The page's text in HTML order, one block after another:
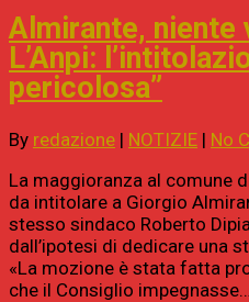
Almirante, niente
L’Anpi:
pericolosa”
By redazione | NOTIZIE | No
La maggioranza al comune
da intitolare a Giorgio
stesso sindaco Roberto
dall’ipotesi di dedicare una
«La mozione è stata fatta
che il Consiglio impegnasse…